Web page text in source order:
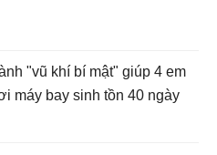
"vũ khí bí mật" giúp 4 em
máy bay sinh tồn 40 ngày